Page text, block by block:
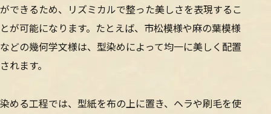
ができるため、リズミカルで整った美しさを表現するこ
とが可能になります。たとえば、市松模様や麻の葉模様
などの幾何学文様は、型染めによって均一に美しく配置
されます。
染める工程では、型紙を布の上に置き、ヘラや刷毛を使